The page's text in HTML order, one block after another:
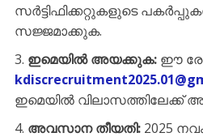
സർട്ടിഫിക്കറ്റുകളുടെ
സജ്ജമാക്കുക.
ഇമെയിൽ അയക്കുക:ഈ
ഇമെയിൽ വിലാസത്തിലേക്ക്
അവസാന തീയതി:2025